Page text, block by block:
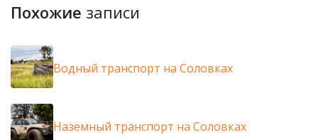
Похожие записи
Водный транспорт на Соловках
Наземный транспорт на Соловках